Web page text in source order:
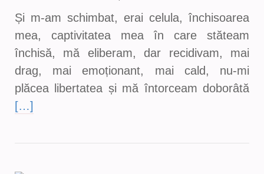
Și m-am schimbat, erai celula, închisoarea
mea, captivitatea mea în care stăteam
închisă, mă eliberam, dar recidivam, mai
drag, mai emoționant, mai cald, nu-mi
plăcea libertatea și mă întorceam doborâtă
[…]